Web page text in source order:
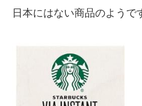
日本にはない商品のようで